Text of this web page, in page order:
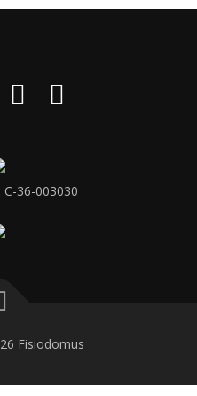
C-36-003030
Fisiodomus